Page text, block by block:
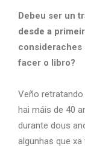
Debeu ser un
desde a
consideraches
facer o libro?
Veño
hai máis de 40
durante dous
algunhas que